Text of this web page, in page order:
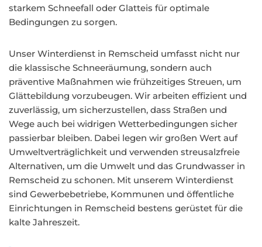
starkem Schneefall oder Glatteis für optimale
Bedingungen zu sorgen.
Unser Winterdienst in Remscheid umfasst nicht nur
die klassische Schneeräumung, sondern auch
präventive Maßnahmen wie frühzeitiges Streuen, um
Glättebildung vorzubeugen. Wir arbeiten effizient und
zuverlässig, um sicherzustellen, dass Straßen und
Wege auch bei widrigen Wetterbedingungen sicher
passierbar bleiben. Dabei legen wir großen Wert auf
Umweltverträglichkeit und verwenden streusalzfreie
Alternativen, um die Umwelt und das Grundwasser in
Remscheid zu schonen. Mit unserem Winterdienst
sind Gewerbebetriebe, Kommunen und öffentliche
Einrichtungen in Remscheid bestens gerüstet für die
kalte Jahreszeit.